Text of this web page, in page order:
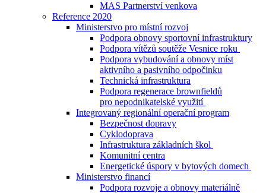
MAS Partnerství venkova
Reference 2020
Ministerstvo pro místní rozvoj
Podpora obnovy sportovní infrastruktury
Podpora vítězů soutěže Vesnice roku
Podpora vybudování a obnovy míst
aktivního a pasivního odpočinku
Technická infrastruktura
Podpora regenerace brownfieldů
pro nepodnikatelské využití
Integrovaný regionální operační program
Bezpečnost dopravy
Cyklodoprava
Infrastruktura základních škol
Komunitní centra
Energetické úspory v bytových domech
Ministerstvo financí
Podpora rozvoje a obnovy materiálně